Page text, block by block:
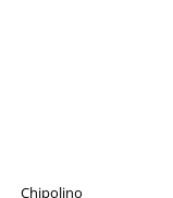
Chipolino